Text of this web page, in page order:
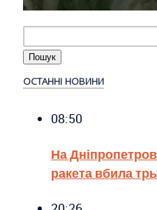
ОСТАННІ НОВИНИ
08:50
На
ракета вбила